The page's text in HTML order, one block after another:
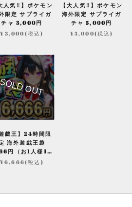
人気‼】ポケモン
限定 サプライガ
チャ 3,000円
¥3,000(税込)
【大人気‼】ポケモン
海外限定 サプライガ
チャ 5,000円
¥5,000(税込)
OUT
遊戯王】24時間限
海外遊戯王袋
円（お1人様1個
限定）
¥6,666(税込)